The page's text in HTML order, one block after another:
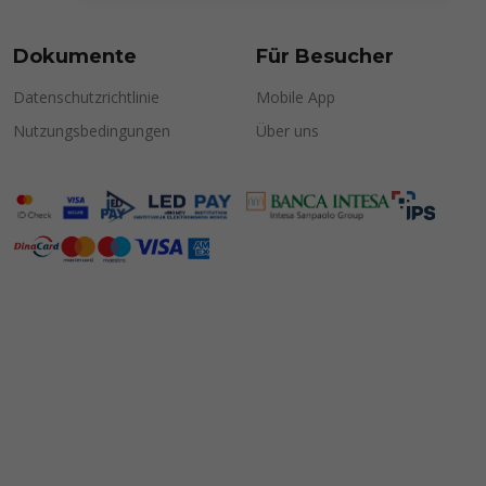
Dokumente
Datenschutzrichtlinie
Nutzungsbedingungen
Für Besucher
Mobile App
Über uns